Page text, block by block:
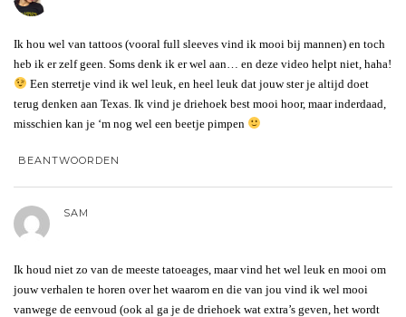
Ik hou wel van tattoos (vooral full sleeves vind ik mooi bij mannen) en toch
heb ik er zelf geen. Soms denk ik er wel aan… en deze video helpt niet, haha!
Een sterretje vind ik wel leuk, en heel leuk dat jouw ster je altijd doet
terug denken aan Texas. Ik vind je driehoek best mooi hoor, maar inderdaad,
misschien kan je ‘m nog wel een beetje pimpen
BEANTWOORDEN
SAM
Ik houd niet zo van de meeste tatoeages, maar vind het wel leuk en mooi om
jouw verhalen te horen over het waarom en die van jou vind ik wel mooi
vanwege de eenvoud (ook al ga je de driehoek wat extra’s geven, het wordt